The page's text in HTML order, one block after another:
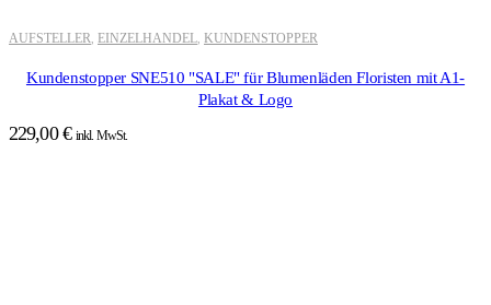
AUFSTELLER EINZELHANDEL KUNDENSTOPPER
Kundenstopper SNE510 "SALE" für Blumenläden Floristen mit A1-
Plakat & Logo
229,00€ inkl. MwSt.